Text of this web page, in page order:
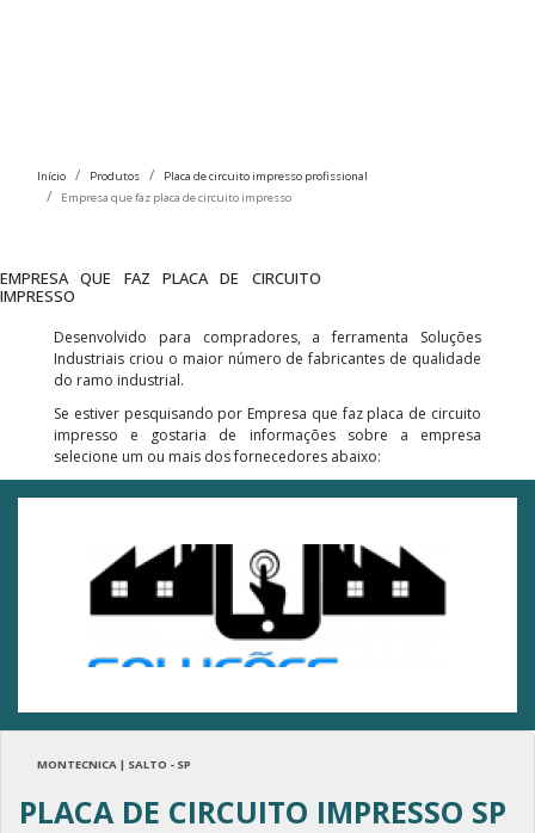
Início Produtos
Placa de circuito impresso profissional
Empresa que faz placa de circuito impresso
EMPRESA QUE FAZ PLACA DE CIRCUITO
IMPRESSO
Desenvolvido para compradores, a ferramenta Soluções
Industriais criou o maior número de fabricantes de qualidade
do ramo industrial.
Se estiver pesquisando por Empresa que faz placa de circuito
impresso e gostaria de informações sobre a empresa
selecione um ou mais dos fornecedores abaixo:
MONTECNICA | SALTO - SP
PLACA DE CIRCUITO IMPRESSO SP